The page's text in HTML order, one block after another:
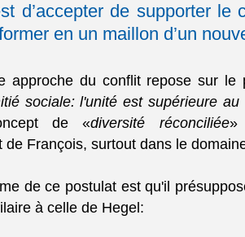
d’accepter de supporter
en un maillon d’un
approche du conflit repose sur le
sociale: l'unité est supérieure au
de «diversité réconciliée»
de François, surtout dans le
de ce postulat est qu'il
à celle de Hegel: